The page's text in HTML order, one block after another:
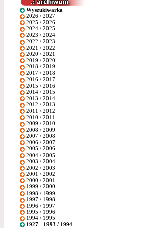
Wyszukiwarka
2026 / 2027
2025 / 2026
2024 / 2025
2023 / 2024
2022 / 2023
2021 / 2022
2020 / 2021
2019 / 2020
2018 / 2019
2017 / 2018
2016 / 2017
2015 / 2016
2014 / 2015
2013 / 2014
2012 / 2013
2011 / 2012
2010 / 2011
2009 / 2010
2008 / 2009
2007 / 2008
2006 / 2007
2005 / 2006
2004 / 2005
2003 / 2004
2002 / 2003
2001 / 2002
2000 / 2001
1999 / 2000
1998 / 1999
1997 / 1998
1996 / 1997
1995 / 1996
1994 / 1995
1927 - 1993 / 1994